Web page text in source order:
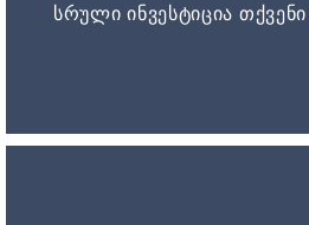
სრული ინვესტიცია თქვენი